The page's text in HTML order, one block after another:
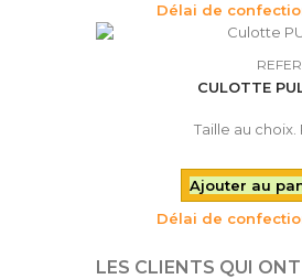
Délai de
CULOTTE
Taille au choix.
Ajouter au
Délai de
LES CLIENTS QUI